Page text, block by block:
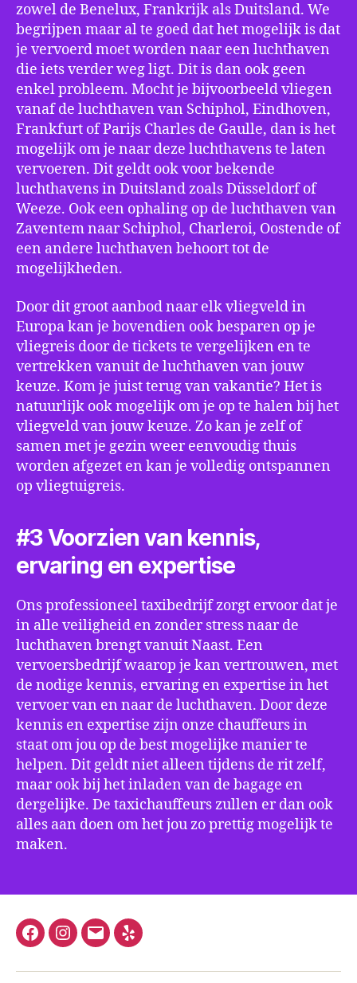
zowel de Benelux, Frankrijk als Duitsland. We
begrijpen maar al te goed dat het mogelijk is dat
je vervoerd moet worden naar een luchthaven
die iets verder weg ligt. Dit is dan ook geen
enkel probleem. Mocht je bijvoorbeeld vliegen
vanaf de luchthaven van Schiphol, Eindhoven,
Frankfurt of Parijs Charles de Gaulle, dan is het
mogelijk om je naar deze luchthavens te laten
vervoeren. Dit geldt ook voor bekende
luchthavens in Duitsland zoals Düsseldorf of
Weeze. Ook een ophaling op de luchthaven van
Zaventem naar Schiphol, Charleroi, Oostende of
een andere luchthaven behoort tot de
mogelijkheden.
Door dit groot aanbod naar elk vliegveld in
Europa kan je bovendien ook besparen op je
vliegreis door de tickets te vergelijken en te
vertrekken vanuit de luchthaven van jouw
keuze. Kom je juist terug van vakantie? Het is
natuurlijk ook mogelijk om je op te halen bij het
vliegveld van jouw keuze. Zo kan je zelf of
samen met je gezin weer eenvoudig thuis
worden afgezet en kan je volledig ontspannen
op vliegtuigreis.
#3 Voorzien van kennis,
ervaring en expertise
Ons professioneel taxibedrijf zorgt ervoor dat je
in alle veiligheid en zonder stress naar de
luchthaven brengt vanuit Naast. Een
vervoersbedrijf waarop je kan vertrouwen, met
de nodige kennis, ervaring en expertise in het
vervoer van en naar de luchthaven. Door deze
kennis en expertise zijn onze chauffeurs in
staat om jou op de best mogelijke manier te
helpen. Dit geldt niet alleen tijdens de rit zelf,
maar ook bij het inladen van de bagage en
dergelijke. De taxichauffeurs zullen er dan ook
alles aan doen om het jou zo prettig mogelijk te
maken.
FacebookInstagram
E-
Yelp